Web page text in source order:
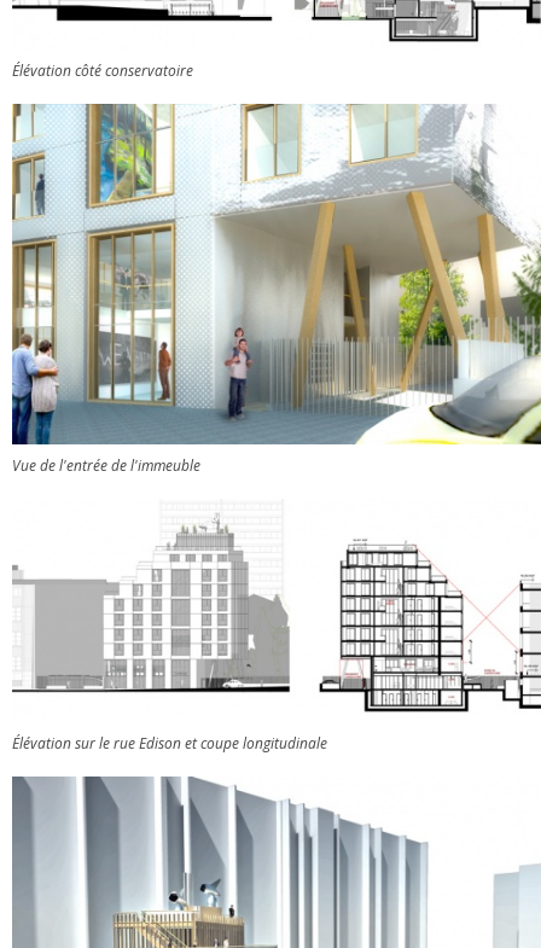
Élévation côté conservatoire
Vue de l'entrée de l'immeuble
Élévation sur le rue Edison et coupe longitudinale